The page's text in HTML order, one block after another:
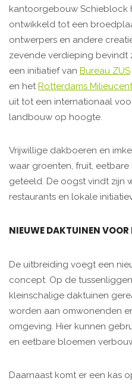
kantoorgebouw Schieblock
ontwikkeld tot een
ontwerpers en andere
zevende verdieping bevindt
een initiatief van Bureau ZUS
en het Rotterdams
uit tot een internationaal
landbouw op hoogte.
Vrijwillige dakboeren en
waar groenten, fruit,
geteeld. De oogst vindt zijn
restaurants en lokale
NIEUWE DAKTUINEN VOOR
De uitbreiding voegt een
concept. Op de
kleinschalige daktuinen
worden aan omwonenden
omgeving. Hier kunnen
en eetbare bloemen
Daarnaast komt er een kas